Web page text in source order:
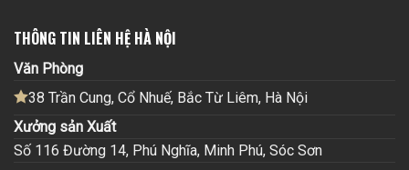
THÔNG TIN LIÊN HỆ HÀ NỘI
Văn Phòng
38 Trần Cung, Cổ Nhuế, Bắc Từ Liêm, Hà Nội
Xưởng sản Xuất
Số 116 Đường 14, Phú Nghĩa, Minh Phú, Sóc Sơn